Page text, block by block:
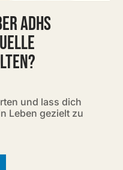
ADHS
und lass dich
Leben gezielt zu